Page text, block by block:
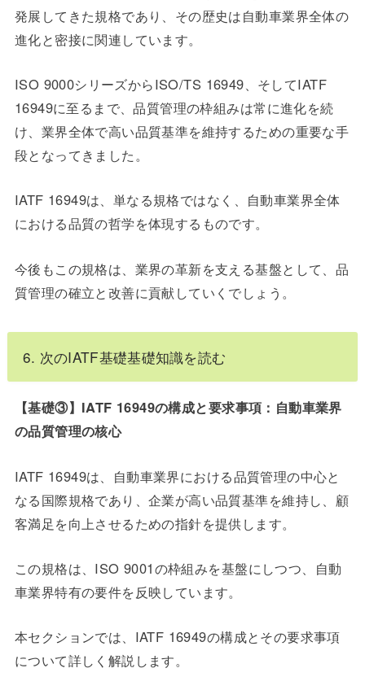
発展してきた規格であり、その歴史は自動車業界全体の
進化と密接に関連しています。
ISO 9000シリーズからISO/TS 16949、そしてIATF
16949に至るまで、品質管理の枠組みは常に進化を続
け、業界全体で高い品質基準を維持するための重要な手
段となってきました。
IATF 16949は、単なる規格ではなく、自動車業界全体
における品質の哲学を体現するものです。
今後もこの規格は、業界の革新を支える基盤として、品
質管理の確立と改善に貢献していくでしょう。
6. 次のIATF基礎基礎知識を読む
【基礎③】IATF 16949の構成と要求事項：自動車業界
の品質管理の核心
IATF 16949は、自動車業界における品質管理の中心と
なる国際規格であり、企業が高い品質基準を維持し、顧
客満足を向上させるための指針を提供します。
この規格は、ISO 9001の枠組みを基盤にしつつ、自動
車業界特有の要件を反映しています。
本セクションでは、IATF 16949の構成とその要求事項
について詳しく解説します。